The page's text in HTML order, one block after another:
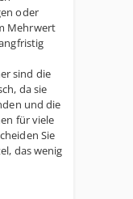
oder
Mehrwert
sind die
da sie
und die
für viele
Sie
das wenig